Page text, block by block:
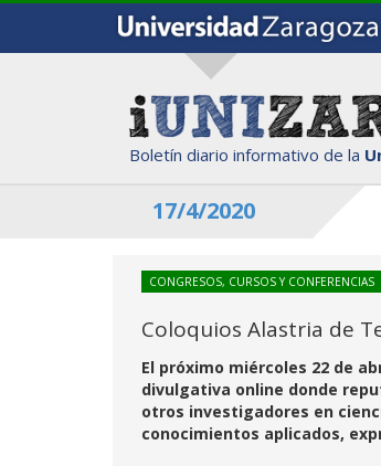
Boletín diario informativo de la
17/4/2020
CONGRESOS, CURSOS Y CONFERENCIAS
Coloquios Alastria de
El próximo miércoles 22 de
divulgativa online donde
otros investigadores en
conocimientos aplicados,